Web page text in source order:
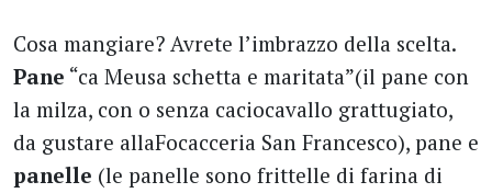
Cosa mangiare? Avrete l’imbrazzo della scelta.
Pane “ca Meusa schetta e maritata”(il pane con
la milza, con o senza caciocavallo grattugiato,
da gustare allaFocacceria San Francesco), pane e
panelle (le panelle sono frittelle di farina di